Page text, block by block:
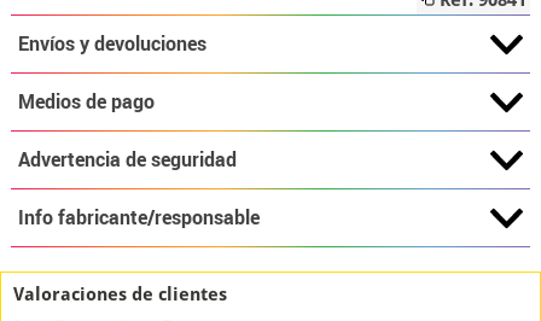
Envíos y devoluciones
Medios de pago
Advertencia de seguridad
Info fabricante/responsable
Valoraciones de clientes